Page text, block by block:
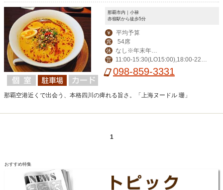
那覇市内｜小禄
赤嶺駅から徒歩5分
￥ 平均予算
席 54席
休
を除く
営
11:00-15:30(LO15:00),18:00-22:3
0(LO22:00)
098-859-3331
那覇空港近くで出会う、本格四川の痺れる旨さ。「上海ヌードル 珊」
1
おすすめ特集